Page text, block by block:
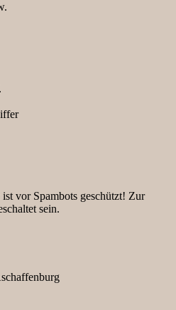
vor Spambots geschützt! Zur
sein.